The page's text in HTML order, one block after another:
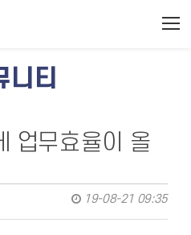
니티
업무효율이 올
19-08-21 09:35